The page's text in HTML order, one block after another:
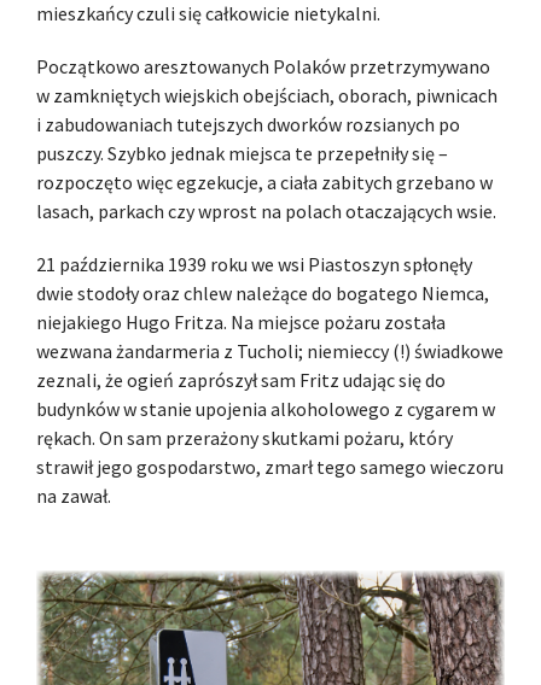
mieszkańcy czuli się całkowicie nietykalni.
Początkowo aresztowanych Polaków przetrzymywano
w zamkniętych wiejskich obejściach, oborach, piwnicach
i zabudowaniach tutejszych dworków rozsianych po
puszczy. Szybko jednak miejsca te przepełniły się –
rozpoczęto więc egzekucje, a ciała zabitych grzebano w
lasach, parkach czy wprost na polach otaczających wsie.
21 października 1939 roku we wsi Piastoszyn spłonęły
dwie stodoły oraz chlew należące do bogatego Niemca,
niejakiego Hugo Fritza. Na miejsce pożaru została
wezwana żandarmeria z Tucholi; niemieccy (!) świadkowe
zeznali, że ogień zaprószył sam Fritz udając się do
budynków w stanie upojenia alkoholowego z cygarem w
rękach. On sam przerażony skutkami pożaru, który
strawił jego gospodarstwo, zmarł tego samego wieczoru
na zawał.